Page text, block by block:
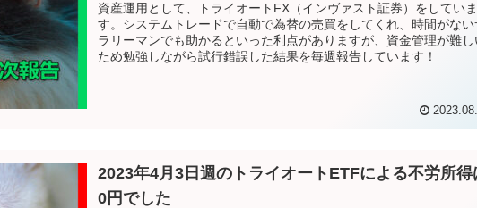
資産運用として、トライオートFX（インヴァスト証券）をしていま
す。システムトレードで自動で為替の売買をしてくれ、時間がない
ラリーマンでも助かるといった利点がありますが、資金管理が難し
ため勉強しながら試行錯誤した結果を毎週報告しています！
2023年4月3日週のトライオートETFによる不労所得
0円でした